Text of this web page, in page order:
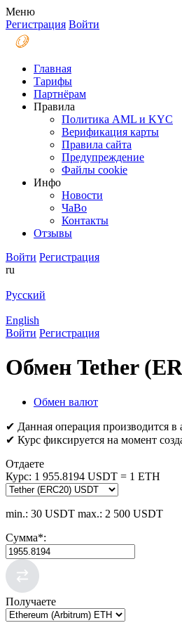
Меню
Регистрация Войти
Главная
Тарифы
Партнёрам
Правила
Политика AML и KYC
Верификация карты
Правила сайта
Предупреждение
Файлы coоkie
Инфо
Новости
ЧаВо
Контакты
Отзывы
Войти Регистрация
ru
Русский
English
Войти Регистрация
Обмен Tether
Обмен валют
✔ Данная операция производится в
✔ Курс фиксируется на момент
Отдаете
Курс: 1 955.8194 USDT = 1 ETH
min.: 30 USDT max.: 2 500 USDT
Сумма*:
Получаете